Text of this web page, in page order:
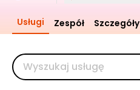
Usługi Zespół Szczegóły